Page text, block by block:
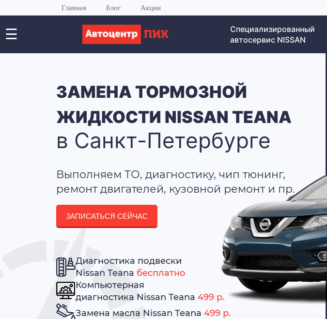
Главная Блог Акции
☰
Специализированный
автосервис NISSAN
ЗАМЕНА ТОРМОЗНОЙ
ЖИДКОСТИ NISSAN TEANA
в Санкт-Петербурге
Выполняем ТО, диагностику, чип тюнинг,
ремонт двигателей, кузовной ремонт и пр.
ЗАПИСАТЬСЯ СЕЙЧАС
Диагностика подвески
Nissan Teana бесплатно
Компьютерная
диагностика Nissan Teana 499 р.
Замена масла Nissan Teana 499 р.